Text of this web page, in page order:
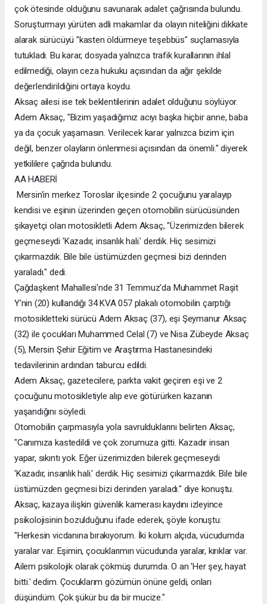
çok ötesinde olduğunu savunarak adalet çağrısında bulundu.
Soruşturmayı yürüten adli makamlar da olayın niteliğini dikkate
alarak sürücüyü "kasten öldürmeye teşebbüs" suçlamasıyla
tutukladı. Bu karar, dosyada yalnızca trafik kurallarının ihlal
edilmediği, olayın ceza hukuku açısından da ağır şekilde
değerlendirildiğini ortaya koydu.
Aksaç ailesi ise tek beklentilerinin adalet olduğunu söylüyor.
Adem Aksaç, "Bizim yaşadığımız acıyı başka hiçbir anne, baba
ya da çocuk yaşamasın. Verilecek karar yalnızca bizim için
değil, benzer olayların önlenmesi açısından da önemli." diyerek
yetkililere çağrıda bulundu.
AA HABERİ
Mersin'in merkez Toroslar ilçesinde 2 çocuğunu yaralayıp
kendisi ve eşinin üzerinden geçen otomobilin sürücüsünden
şikayetçi olan motosikletli Adem Aksaç, "Üzerimizden bilerek
geçmeseydi 'Kazadır, insanlık hali.' derdik. Hiç sesimizi
çıkarmazdık. Bile bile üstümüzden geçmesi bizi derinden
yaraladı." dedi.
Çağdaşkent Mahallesi'nde 31 Temmuz'da Muhammet Raşit
Y'nin (20) kullandığı 34 KVA 057 plakalı otomobilin çarptığı
motosikletteki sürücü Adem Aksaç (37), eşi Şeymanur Aksaç
(32) ile çocukları Muhammed Celal (7) ve Nisa Zübeyde Aksaç
(5), Mersin Şehir Eğitim ve Araştırma Hastanesindeki
tedavilerinin ardından taburcu edildi.
Adem Aksaç, gazetecilere, parkta vakit geçiren eşi ve 2
çocuğunu motosikletiyle alıp eve götürürken kazanın
yaşandığını söyledi.
Otomobilin çarpmasıyla yola savrulduklarını belirten Aksaç,
"Canımıza kastedildi ve çok zorumuza gitti. Kazadır insan
yapar, sıkıntı yok. Eğer üzerimizden bilerek geçmeseydi
'Kazadır, insanlık hali.' derdik. Hiç sesimizi çıkarmazdık. Bile bile
üstümüzden geçmesi bizi derinden yaraladı." diye konuştu.
Aksaç, kazaya ilişkin güvenlik kamerası kaydını izleyince
psikolojisinin bozulduğunu ifade ederek, şöyle konuştu:
"Herkesin vicdanına bırakıyorum. İki kolum alçıda, vücudumda
yaralar var. Eşimin, çocuklarımın vücudunda yaralar, kırıklar var.
Ailem psikolojik olarak çökmüş durumda. O an 'Her şey, hayat
bitti.' dedim. Çocuklarım gözümün önüne geldi, onları
düşündüm. Çok şükür bu da bir mucize."